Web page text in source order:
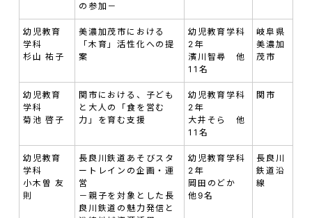
の参加－
幼児教育
学科
杉山 祐子
美濃加茂市における
「木育」活性化への提
案
幼児教育学科
2年
濱川智尋 他
11名
岐阜県
美濃加
茂市
幼児教育
学科
菊池 啓子
関市における、子ども
と大人の「食を営む
力」を育む支援
幼児教育学科
2年
大井そら 他
11名
関市
幼児教育
学科
小木曽 友
則
長良川鉄道あそびスタ
ートレインの企画・運
営
－親子を対象とした長
良川鉄道の魅力発信と
幼児教育学科
2年
岡田のどか
他9名
長良川
鉄道沿
線